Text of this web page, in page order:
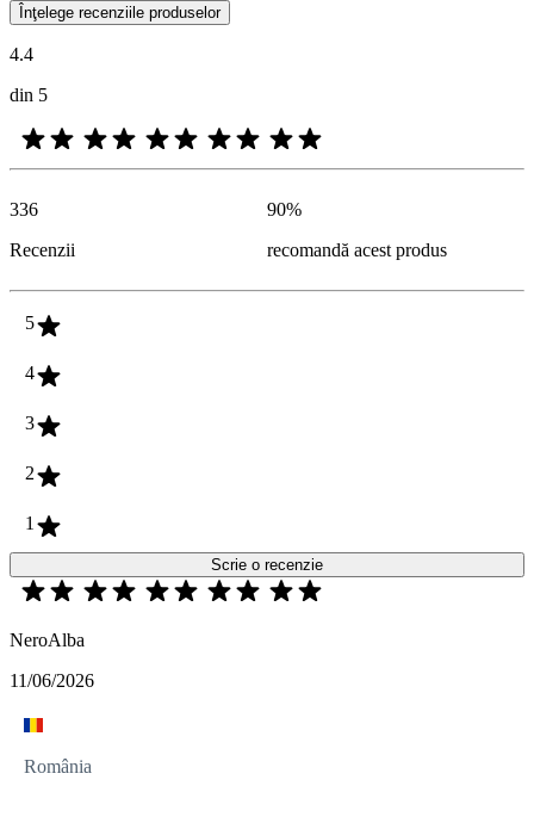
Opiniile clienţilor oferite sub formă de evaluări ale produselor şi
Înţelege recenziile produselor
4.4
din 5
336
Recenzii
90%
recomandă acest produs
5
4
3
2
1
Scrie o recenzie
NeroAlba
11/06/2026
România